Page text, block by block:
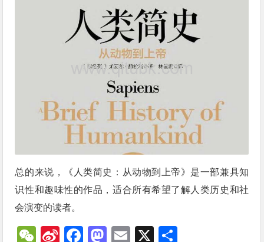
总的来说，《人类简史：从动物到上帝》是一部兼具知
识性和趣味性的作品，适合所有希望了解人类历史和社
会演变的读者。
WeChat
SinaFacebook
Mastodon
Email
X